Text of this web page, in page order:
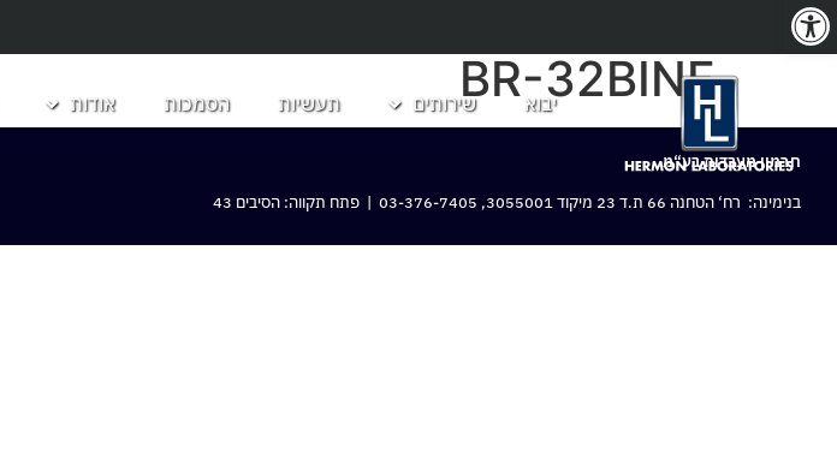
יבוא שירותים תעשיות הסמכות אודות BR-32BINF
חרמון מעבדות בע“מ
בנימינה: רח‘ הטחנה 66 ת.ד 23 מיקוד 3055001,
03-376-7405 | פתח תקווה: הסיבים 43